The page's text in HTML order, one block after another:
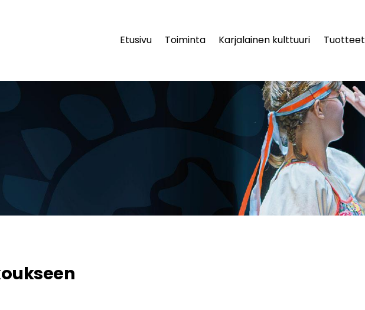
Etusivu Toiminta Karjalainen kulttuuri Tuotteet